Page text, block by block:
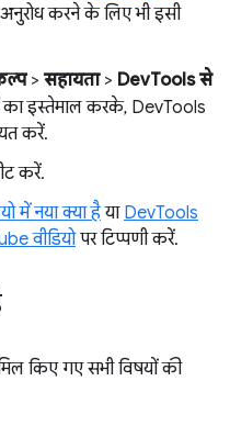
करने के लिए भी इसी
> सहायता> DevTools से
का इस्तेमाल करके, DevTools
करें.
करें.
में नया क्या हैया DevTools
वीडियोपर टिप्पणी करें.
किए गए सभी विषयों की